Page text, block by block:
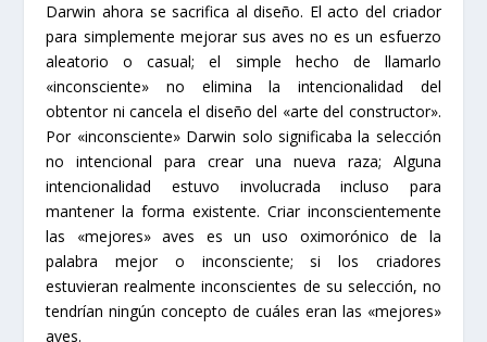
Darwin ahora se sacrifica al diseño. El acto del criador
para simplemente mejorar sus aves no es un esfuerzo
aleatorio o casual; el simple hecho de llamarlo
«inconsciente» no elimina la intencionalidad del
obtentor ni cancela el diseño del «arte del constructor».
Por «inconsciente» Darwin solo significaba la selección
no intencional para crear una nueva raza; Alguna
intencionalidad estuvo involucrada incluso para
mantener la forma existente. Criar inconscientemente
las «mejores» aves es un uso oximorónico de la
palabra mejor o inconsciente; si los criadores
estuvieran realmente inconscientes de su selección, no
tendrían ningún concepto de cuáles eran las «mejores»
aves.